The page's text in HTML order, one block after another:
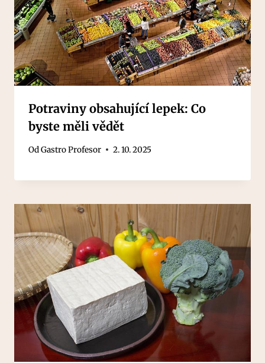
Potraviny obsahující lepek: Co
byste měli vědět
OdGastro Profesor 2. 10. 2025